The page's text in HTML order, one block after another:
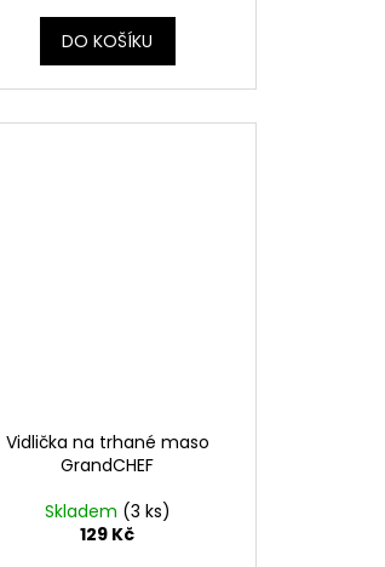
DO KOŠÍKU
Vidlička na trhané maso
GrandCHEF
Skladem (3 ks)
129 Kč